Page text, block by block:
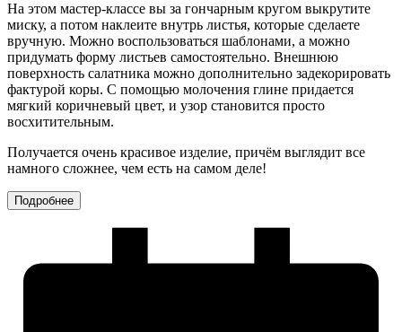
На этом мастер-классе вы за гончарным кругом выкрутите
миску, а потом наклеите внутрь листья, которые сделаете
вручную. Можно воспользоваться шаблонами, а можно
придумать форму листьев самостоятельно. Внешнюю
поверхность салатника можно дополнительно задекорировать
фактурой коры. С помощью молочения глине придается
мягкий коричневый цвет, и узор становится просто
восхитительным.
Получается очень красивое изделие, причём выглядит все
намного сложнее, чем есть на самом деле!
Подробнее